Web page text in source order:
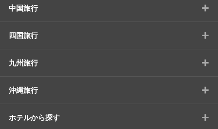
中国旅行 +
四国旅行 +
九州旅行 +
沖縄旅行 +
ホテルから探す +